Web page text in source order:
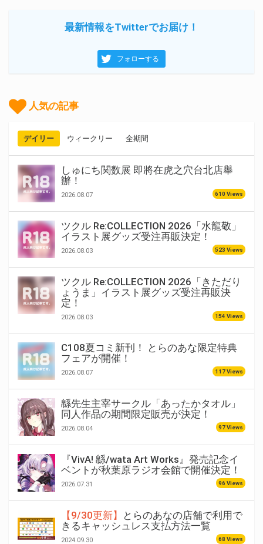
最新情報をTwitterでお届け！
フォローする
人気の記事
デイリー ウィークリー 全期間
しゅにち関数展 即將在虎之穴台北店舉
辦！
2026.08.07 610 Views
ツクル Re:COLLECTION 2026「水龍敬」
イラスト展グッズ受注再販決定！
2026.08.03 523 Views
ツクル Re:COLLECTION 2026「きただり
ょうま」イラスト展グッズ受注再販決
定！
2026.08.03 154 Views
C108夏コミ新刊！ とらのあな限定特典
フェアが開催！
2026.08.07 117 Views
緜先生主宰サークル「あったかタオル」
同人作品の期間限定販売が決定！
2026.08.04 97 Views
『VivA! 緜/wata Art Works』発売記念イ
ベントが秋葉原ラジオ会館で開催決定！
2026.07.31 96 Views
【9/30更新】
とらのあなの店舗で利用で
きるキャッシュレス支払方法一覧
2024.09.30 68 Views